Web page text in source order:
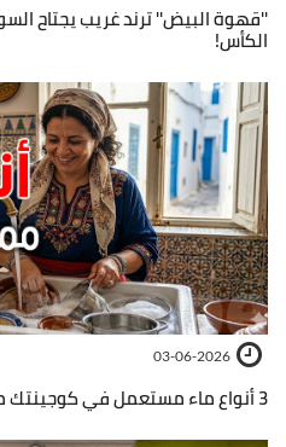
''قهوة البيض'' ترند غريب يجتاح
الكأس!
03-06-2026
3 أنواع ماء مستعمل في كوجينتك ممنوع طيشهم ! ...شنّوة؟